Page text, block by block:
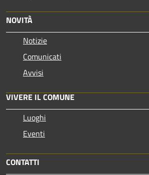
NOVITÀ
Notizie
Comunicati
Avvisi
VIVERE IL COMUNE
Luoghi
Eventi
CONTATTI